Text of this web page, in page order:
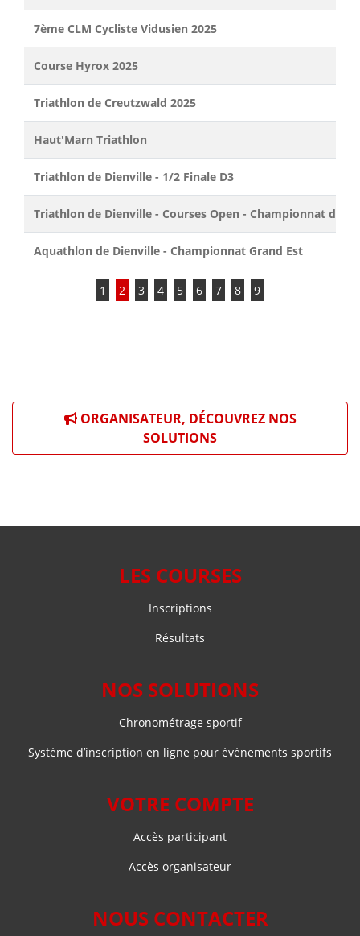
7ème CLM Cycliste Vidusien 2025
Course Hyrox 2025
Triathlon de Creutzwald 2025
Haut'Marn Triathlon
Triathlon de Dienville - 1/2 Finale D3
Triathlon de Dienville - Courses Open - Championnat de
Aquathlon de Dienville - Championnat Grand Est
1 2 3 4 5 6 7 8 9
ORGANISATEUR, DÉCOUVREZ NOS
SOLUTIONS
LES COURSES
Inscriptions
Résultats
NOS SOLUTIONS
Chronométrage sportif
Système d’inscription en ligne pour événements sportifs
VOTRE COMPTE
Accès participant
Accès organisateur
NOUS CONTACTER